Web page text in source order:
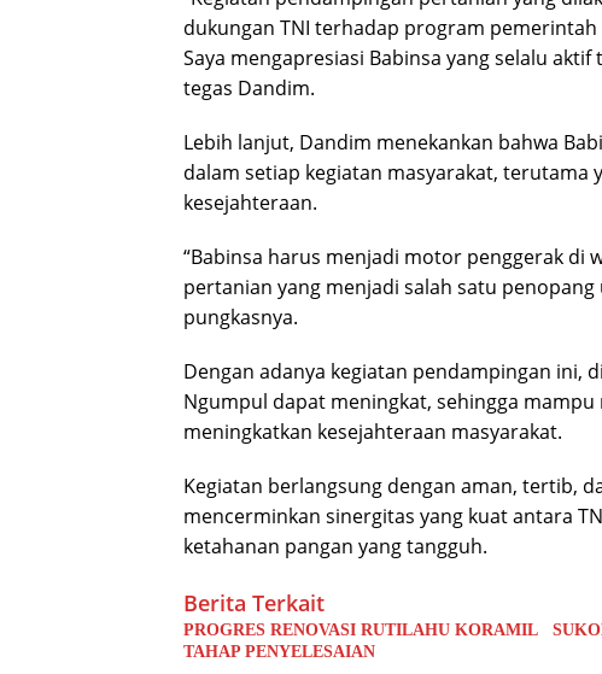
dukungan TNI terhadap program
Saya mengapresiasi Babinsa yang selalu
tegas Dandim.
Lebih lanjut, Dandim menekankan bahwa
dalam setiap kegiatan masyarakat, terutama
kesejahteraan.
“Babinsa harus menjadi motor penggerak di
pertanian yang menjadi salah satu
pungkasnya.
Dengan adanya kegiatan pendampingan ini,
Ngumpul dapat meningkat, sehingga
meningkatkan kesejahteraan masyarakat.
Kegiatan berlangsung dengan aman, tertib,
mencerminkan sinergitas yang kuat antara
ketahanan pangan yang tangguh.
Berita Terkait
PROGRES RENOVASI RUTILAHU KORAMIL
TAHAP PENYELESAIAN